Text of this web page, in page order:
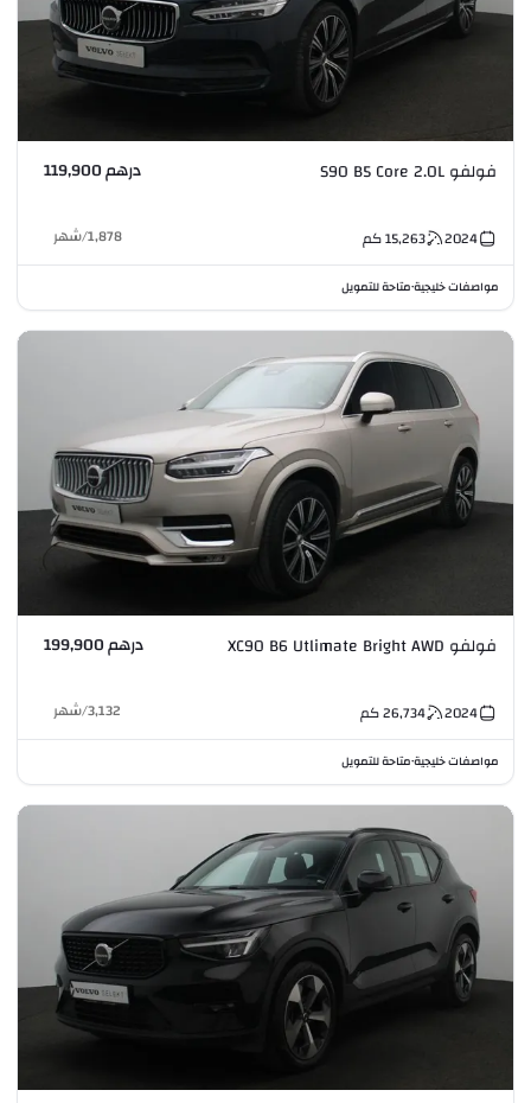
فولفو S90 B5 Core 2.0L درهم 119,900
2024
15,263كم 1,878
/شهر
مواصفات خليجية•متاحة للتمويل
فولفو XC90 B6 Utlimate Bright AWD درهم 199,900
2024
26,734كم 3,132
/شهر
مواصفات خليجية•متاحة للتمويل